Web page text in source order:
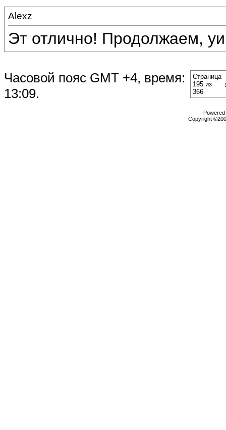
Alexz
Эт отлично! Продолжаем,
Часовой пояс GMT +4, время:
13:09.
Страница
195 из
366
Copyright